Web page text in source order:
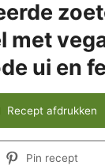
met
ui en
Recept afdrukken
Pin recept